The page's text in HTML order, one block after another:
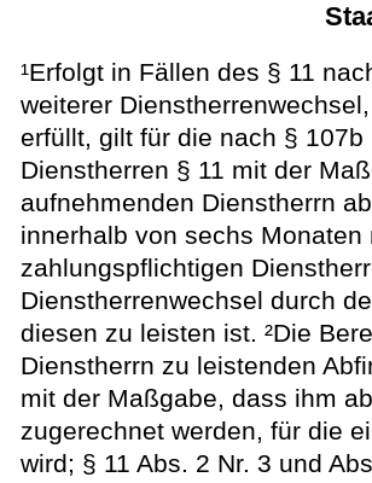
¹Erfolgt in Fällen des § 11
weiterer
erfüllt, gilt für die nach § 107b
Dienstherren § 11 mit der
aufnehmenden Dienstherrn
innerhalb von sechs
zahlungspflichtigen
Dienstherrenwechsel durch
diesen zu leisten ist. ²Die
Dienstherrn zu leistenden
mit der Maßgabe, dass ihm
zugerechnet werden, für die
wird; § 11 Abs. 2 Nr. 3 und